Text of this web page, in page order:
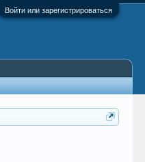
Войти или зарегистрироваться